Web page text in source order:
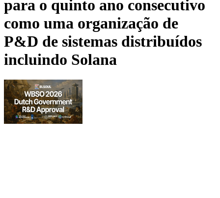
para o quinto ano consecutivo
como uma organização de
P&D de sistemas distribuídos
incluindo Solana